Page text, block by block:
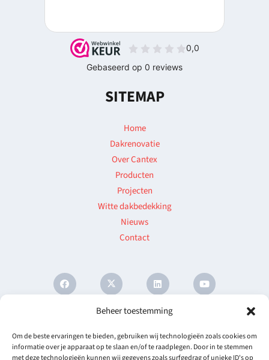
Beheer toestemming
Om de beste ervaringen te bieden, gebruiken wij technologieën zoals cookies om
informatie over je apparaat op te slaan en/of te raadplegen. Door in te stemmen
met deze technologieën kunnen wij gegevens zoals surfgedrag of unieke ID's op
SITEMAP
Home
Dakrenovatie
Over Cantex
Producten
Projecten
Witte dakbedekking
Nieuws
Contact
Algemene Voorwaarden©2026 All rights reserved Baushield |